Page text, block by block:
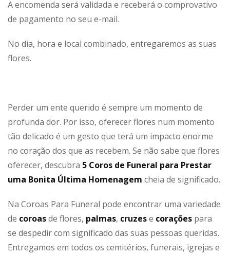
A encomenda será validada e receberá o comprovativo
de pagamento no seu e-mail.
No dia, hora e local combinado, entregaremos as suas
flores.
Perder um ente querido é sempre um momento de
profunda dor. Por isso, oferecer flores num momento
tão delicado é um gesto que terá um impacto enorme
no coração dos que as recebem. Se não sabe que flores
oferecer, descubra 5 Coros de Funeral para Prestar
uma Bonita Última Homenagem cheia de significado.
Na Coroas Para Funeral pode encontrar uma variedade
de coroasde flores, palmas, cruzese corações para
se despedir com significado das suas pessoas queridas.
Entregamos em todos os cemitérios, funerais, igrejas e